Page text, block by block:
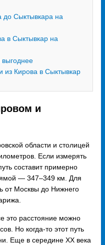
до Сыктывкара на
в Сыктывкар на
выгоднее
из Кирова в Сыктывкар
и
области и столицей
Если измерять
составит примерно
— 347–349 км. Для
от Москвы до Нижнего
это расстояние можно
Но когда-то этот путь
Еще в середине XX века